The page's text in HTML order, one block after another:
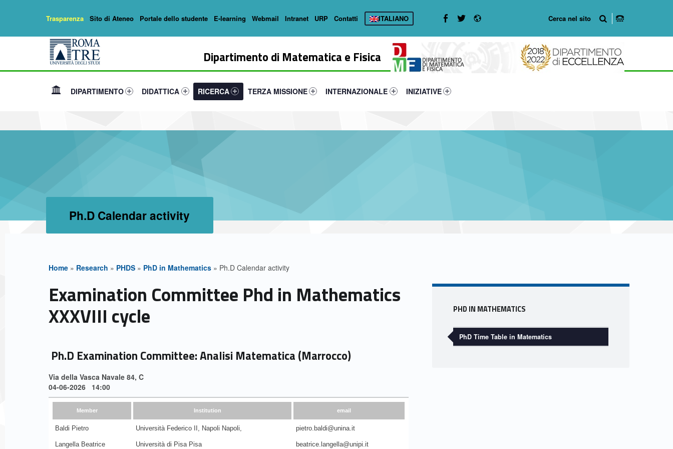
DARKSIDE - Dipartimento di Matematica e Fisica Dipartimento di Matematica e Fisica
Primary Menu
Link identifier #link-menu-primary-88287-1
DIPARTIMENTO
Link identifier #link-menu-primary-15506-16
DIDATTICA
Link identifier #link-menu-primary-6902-31
RICERCA
Link identifier #link-menu-primary-18169-40
TERZA MISSIONE
Link identifier #link-menu-primary-46858-49
INTERNAZIONALE
Link identifier #link-menu-primary-5417-57
INIZIATIVE
Header info sidebar
Trasparenza Sito di Ateneo Portale dello studente E-learning Webmail Intranet URP Contatti ITALIANO
Ph.D Calendar activity
Home » Research » PHDS » PhD in Mathematics » Ph.D Calendar activity
P
h
D
C
a
l
Examination Committee Phd in Mathematics
XXXVIII cycle
Ph.D Examination Committee: Analisi Matematica (Marrocco)
Via della Vasca Navale 84, C
04-06-2026 14:00
Member Institution email
Baldi Pietro Università Federico II, Napoli Napoli, pietro.baldi@unina.it
Langella Beatrice Università di Pisa Pisa beatrice.langella@unipi.it
Sidebar
PHD IN MATHEMATICS
PhD Time Table in Matematics